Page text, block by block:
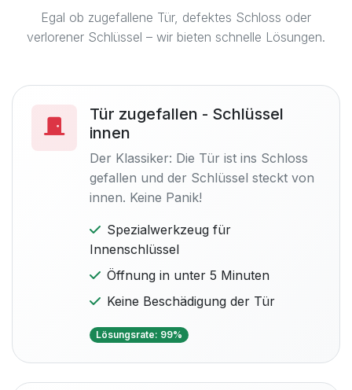
Egal ob zugefallene Tür, defektes Schloss oder
verlorener Schlüssel – wir bieten schnelle Lösungen.
Tür zugefallen - Schlüssel
innen
Der Klassiker: Die Tür ist ins Schloss
gefallen und der Schlüssel steckt von
innen. Keine Panik!
Spezialwerkzeug für
Innenschlüssel
Öffnung in unter 5 Minuten
Keine Beschädigung der Tür
Lösungsrate: 99%